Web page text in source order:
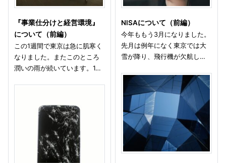
『事業仕分けと経営環境』
について（前編）
この1週間で東京は急に肌寒く
なりました。またこのところ
潤いの雨が続いています。1…
NISAについて（前編）
今年ももう3月になりました。
先月は例年になく東京では大
雪が降り、飛行機が欠航し…